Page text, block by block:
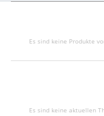
Es sind keine Produkte
Es sind keine aktuellen